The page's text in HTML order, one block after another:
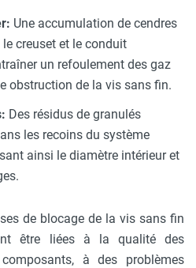
Une accumulation de cendres
creuset et le conduit
un refoulement des gaz
obstruction de la vis sans fin.
Des résidus de granulés
les recoins du système
ainsi le diamètre intérieur et
de blocage de la vis sans fin
être liées à la qualité des
à des problèmes